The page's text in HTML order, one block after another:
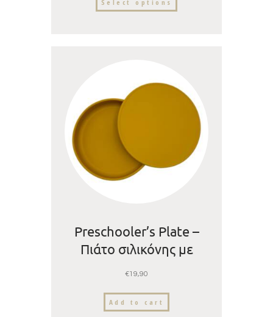
Select options
Preschooler’s Plate –
Πιάτο σιλικόνης με
€19,90
Add to cart